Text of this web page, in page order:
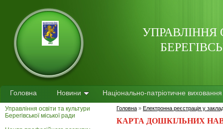
УПРАВЛІННЯ
Головна Новини Національно-патріотичне виховання
Управління освіти та культури
Берегівської міської ради
Головна » Електронна реєстрація у
КАРТА ДОШКІЛЬНИХ